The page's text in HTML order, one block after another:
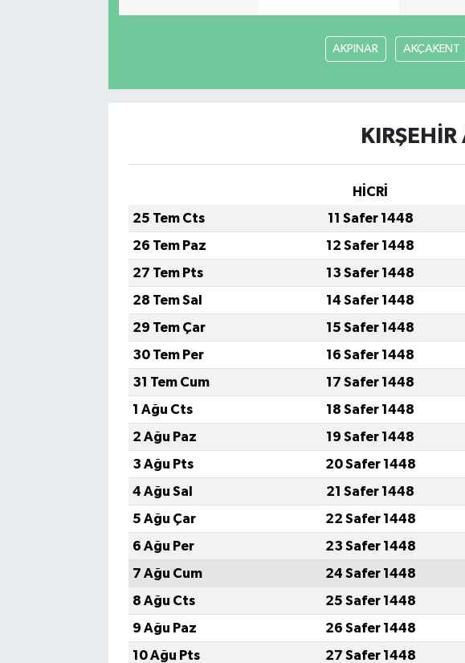
AKPINAR AKÇAKENT
HİCRİ
25 Tem Cts
11 Safer 1448
26 Tem Paz
12 Safer 1448
27 Tem Pts
13 Safer 1448
28 Tem Sal
14 Safer 1448
29 Tem Çar
15 Safer 1448
30 Tem Per
16 Safer 1448
31 Tem Cum
17 Safer 1448
1 Ağu Cts
18 Safer 1448
2 Ağu Paz
19 Safer 1448
3 Ağu Pts
20 Safer 1448
4 Ağu Sal
21 Safer 1448
5 Ağu Çar
22 Safer 1448
6 Ağu Per
23 Safer 1448
7 Ağu Cum
24 Safer 1448
8 Ağu Cts
25 Safer 1448
9 Ağu Paz
26 Safer 1448
10 Ağu Pts
27 Safer 1448